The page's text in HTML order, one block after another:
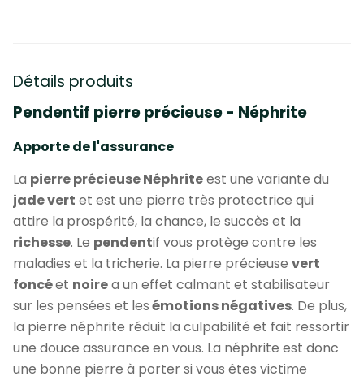
Détails produits
Pendentif pierre précieuse - Néphrite
Apporte de l'assurance
La pierre précieuse Néphriteest une variante du
jade vert et est une pierre très protectrice qui
attire la prospérité, la chance, le succès et la
richesse. Le pendentif vous protège contre les
maladies et la tricherie. La pierre précieuse vert
foncéet noirea un effet calmant et stabilisateur
sur les pensées et lesémotions négatives. De plus,
la pierre néphrite réduit la culpabilité et fait ressortir
une douce assurance en vous. La néphrite est donc
une bonne pierre à porter si vous êtes victime